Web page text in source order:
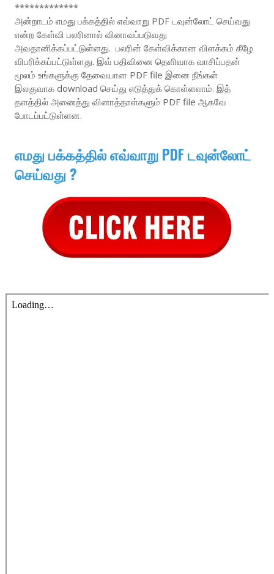
*************
அன்றாடம் எமது பக்கத்தில் எவ்வாறு PDF டவுன்லோட் செய்வது
என்ற கேள்வி பலரினால் வினாவப்படுவது
அவதானிக்கப்பட்டுள்ளது. பலரின் கேள்விக்கான விளக்கம் கீழே
விபரிக்கப்பட்டுள்ளது. இவ் பதிவினை தெளிவாக வாசிப்பதன்
மூலம் உங்களுக்கு தேவையான PDF file இனை நீங்கள்
இலகுவாக download செய்து எடுத்துக் கொள்ளலாம். இத்
தளத்தில் அனைத்து வினாத்தாள்களும் PDF file ஆகவே
போடப்பட்டுள்ளன.
எமது பக்கத்தில் எவ்வாறு PDF டவுன்லோட்
செய்வது ?